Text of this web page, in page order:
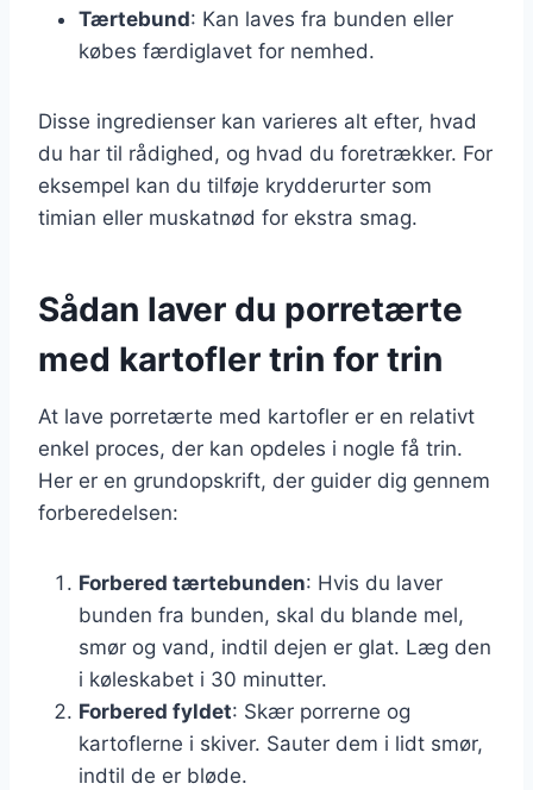
Tærtebund: Kan laves fra bunden eller
købes færdiglavet for nemhed.
Disse ingredienser kan varieres alt efter, hvad
du har til rådighed, og hvad du foretrækker. For
eksempel kan du tilføje krydderurter som
timian eller muskatnød for ekstra smag.
Sådan laver du porretærte
med kartofler trin for trin
At lave porretærte med kartofler er en relativt
enkel proces, der kan opdeles i nogle få trin.
Her er en grundopskrift, der guider dig gennem
forberedelsen:
Forbered tærtebunden: Hvis du laver
bunden fra bunden, skal du blande mel,
smør og vand, indtil dejen er glat. Læg den
i køleskabet i 30 minutter.
Forbered fyldet: Skær porrerne og
kartoflerne i skiver. Sauter dem i lidt smør,
indtil de er bløde.